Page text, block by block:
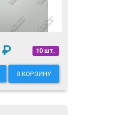
10 шт.
₽
В КОРЗИНУ